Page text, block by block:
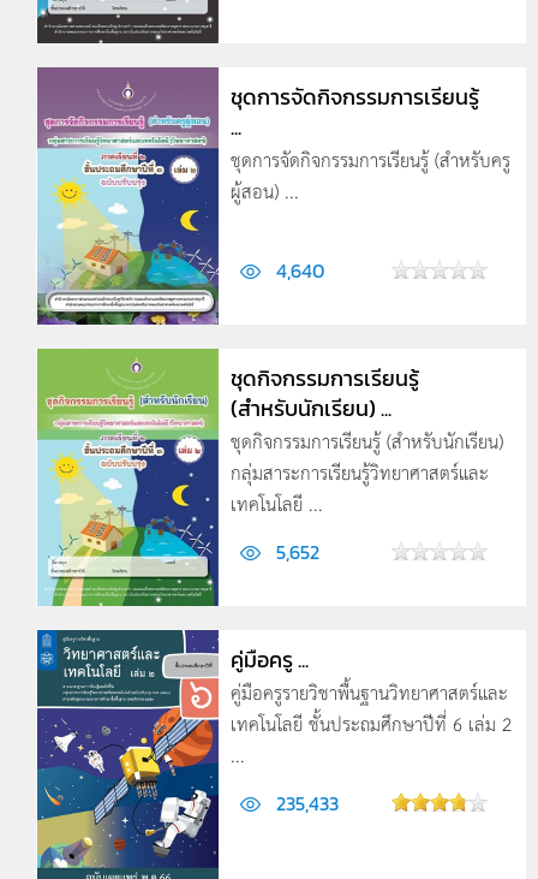
ชุดการจัดกิจกรรมการเรียนรู้
...
ชุดการจัดกิจกรรมการเรียนรู้ (สำหรับครู
ผู้สอน) ...
4,640
ชุดกิจกรรมการเรียนรู้
(สำหรับนักเรียน) ...
ชุดกิจกรรมการเรียนรู้ (สำหรับนักเรียน)
กลุ่มสาระการเรียนรู้วิทยาศาสตร์และ
เทคโนโลยี ...
5,652
คู่มือครู ...
คู่มือครูรายวิชาพื้นฐานวิทยาศาสตร์และ
เทคโนโลยี ชั้นประถมศึกษาปีที่ 6 เล่ม 2
...
235,433